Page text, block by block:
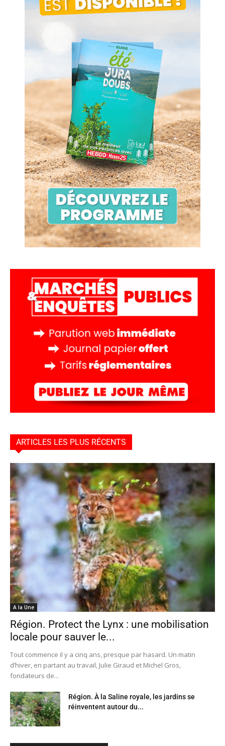
ARTICLES LES PLUS RÉCENTS
A la Une
Région. Protect the Lynx : une mobilisation
locale pour sauver le...
Tout commence il y a cinq ans, presque par hasard. Un matin
d’hiver, en partant au travail, Julie Giraud et Michel Gros,
fondateurs de...
Région. À la Saline royale, les jardins se
réinventent autour du...